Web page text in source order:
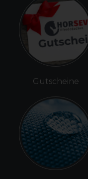
Gutscheine